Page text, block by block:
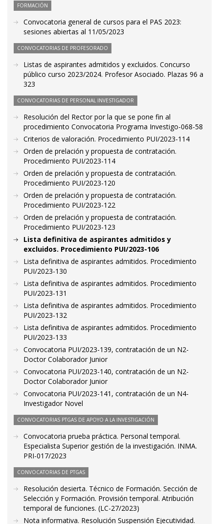
FORMACIÓN
Convocatoria general de cursos para el PAS 2023:
sesiones abiertas al 11/05/2023
CONVOCATORIAS DE PROFESORADO
Listas de aspirantes admitidos y excluidos. Concurso
público curso 2023/2024. Profesor Asociado. Plazas 96 a
323
CONVOCATORIAS DE PERSONAL INVESTIGADOR
Resolución del Rector por la que se pone fin al
procedimiento Convocatoria Programa Investigo-068-58
Criterios de valoración. Procedimiento PUI/2023-114
Orden de prelación y propuesta de contratación.
Procedimiento PUI/2023-114
Orden de prelación y propuesta de contratación.
Procedimiento PUI/2023-120
Orden de prelación y propuesta de contratación.
Procedimiento PUI/2023-122
Orden de prelación y propuesta de contratación.
Procedimiento PUI/2023-123
Lista definitiva de aspirantes admitidos y
excluidos. Procedimiento PUI/2023-106
Lista definitiva de aspirantes admitidos. Procedimiento
PUI/2023-130
Lista definitiva de aspirantes admitidos. Procedimiento
PUI/2023-131
Lista definitiva de aspirantes admitidos. Procedimiento
PUI/2023-132
Lista definitiva de aspirantes admitidos. Procedimiento
PUI/2023-133
Convocatoria PUI/2023-139, contratación de un N2-
Doctor Colaborador Junior
Convocatoria PUI/2023-140, contratación de un N2-
Doctor Colaborador Junior
Convocatoria PUI/2023-141, contratación de un N4-
Investigador Novel
CONVOCATORIAS PTGAS DE APOYO A LA INVESTIGACIÓN
Convocatoria prueba práctica. Personal temporal.
Especialista Superior gestión de la investigación. INMA.
PRI-017/2023
CONVOCATORIAS DE PTGAS
Resolución desierta. Técnico de Formación. Sección de
Selección y Formación. Provisión temporal. Atribución
temporal de funciones. (LC-27/2023)
Nota informativa. Resolución Suspensión Ejecutividad.